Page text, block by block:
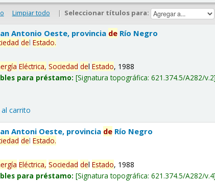
Limpiar todo | Seleccionar títulos para:
Antonio Oeste, provincia de Río Negro
delEstado.
Eléctrica, Sociedad delEstado, 1988
para préstamo: Signatura topográfica:621.374.5/A282/v.2
carrito
Antoni Oeste, provincia de Río Negro
delEstado.
Eléctrica, Sociedad delEstado, 1988
para préstamo: Signatura topográfica:621.374.5/A282/v.4